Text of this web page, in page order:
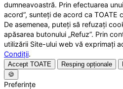
dumneavoastră. Prin efectuarea
acord”, sunteți de acord ca TOATE
De asemenea, puteți să refuzați
apăsarea butonului „Refuz”. Prin
utilizării Site-ului web vă exprimați
Condiții.
Accept TOATE Resping opționale
🍪
Preferințe